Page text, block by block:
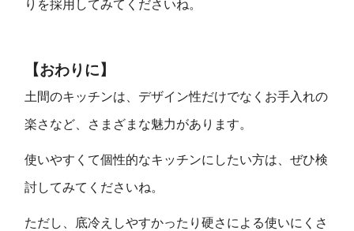
りを採用してみてくださいね。
【おわりに】
土間のキッチンは、デザイン性だけでなくお手入れの
楽さなど、さまざまな魅力があります。
使いやすくて個性的なキッチンにしたい方は、ぜひ検
討してみてくださいね。
ただし、底冷えしやすかったり硬さによる使いにくさ